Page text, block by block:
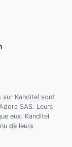
sur Kanditel sont
SAS. Leurs
eux. Kanditel
de leurs